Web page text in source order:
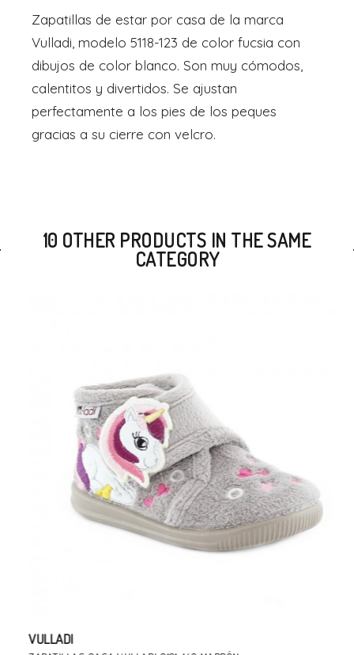
Zapatillas de estar por casa de la marca
Vulladi, modelo 5118-123 de color fucsia con
dibujos de color blanco. Son muy cómodos,
calentitos y divertidos. Se ajustan
perfectamente a los pies de los peques
gracias a su cierre con velcro.
10 OTHER PRODUCTS IN THE SAME
CATEGORY
VULLADI